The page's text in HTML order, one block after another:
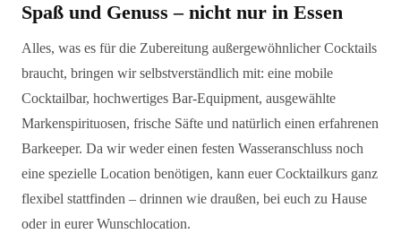
Spaß und Genuss – nicht nur in Essen
Alles, was es für die Zubereitung außergewöhnlicher Cocktails
braucht, bringen wir selbstverständlich mit: eine mobile
Cocktailbar, hochwertiges Bar-Equipment, ausgewählte
Markenspirituosen, frische Säfte und natürlich einen erfahrenen
Barkeeper. Da wir weder einen festen Wasseranschluss noch
eine spezielle Location benötigen, kann euer Cocktailkurs ganz
flexibel stattfinden – drinnen wie draußen, bei euch zu Hause
oder in eurer Wunschlocation.